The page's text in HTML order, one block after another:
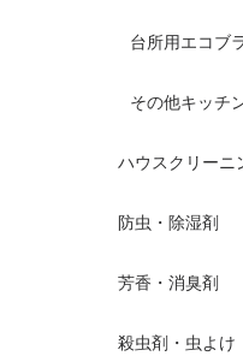
台所用エコブ
その他キッチ
ハウスクリーニ
防虫・除湿剤
芳香・消臭剤
殺虫剤・虫よけ